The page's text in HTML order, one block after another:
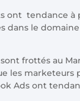
ont tendance à
dans le
frottés au
les marketeurs
Ads ont